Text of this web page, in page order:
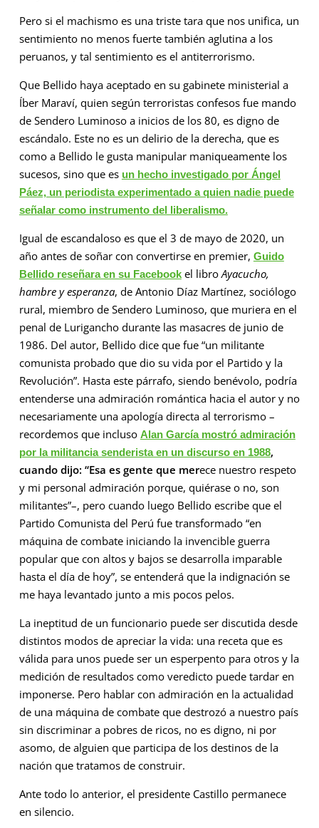
Pero si el machismo es una triste tara que nos unifica, un
sentimiento no menos fuerte también aglutina a los
peruanos, y tal sentimiento es el antiterrorismo.
Que Bellido haya aceptado en su gabinete ministerial a
Íber Maraví, quien según terroristas confesos fue mando
de Sendero Luminoso a inicios de los 80, es digno de
escándalo. Este no es un delirio de la derecha, que es
como a Bellido le gusta manipular maniqueamente los
sucesos, sino que es un hecho investigado por Ángel
Páez, un periodista experimentado a quien nadie puede
señalar como instrumento del liberalismo.
Igual de escandaloso es que el 3 de mayo de 2020, un
año antes de soñar con convertirse en premier, Guido
Bellido reseñara en su Facebookel libro Ayacucho,
hambre y esperanza, de Antonio Díaz Martínez, sociólogo
rural, miembro de Sendero Luminoso, que muriera en el
penal de Lurigancho durante las masacres de junio de
1986. Del autor, Bellido dice que fue “un militante
comunista probado que dio su vida por el Partido y la
Revolución”. Hasta este párrafo, siendo benévolo, podría
entenderse una admiración romántica hacia el autor y no
necesariamente una apología directa al terrorismo –
recordemos que incluso Alan García mostró admiración
por la militancia senderista en un discurso en 1988,
cuando dijo: “Esa es gente que merece nuestro respeto
y mi personal admiración porque, quiérase o no, son
militantes”–, pero cuando luego Bellido escribe que el
Partido Comunista del Perú fue transformado “en
máquina de combate iniciando la invencible guerra
popular que con altos y bajos se desarrolla imparable
hasta el día de hoy”, se entenderá que la indignación se
me haya levantado junto a mis pocos pelos.
La ineptitud de un funcionario puede ser discutida desde
distintos modos de apreciar la vida: una receta que es
válida para unos puede ser un esperpento para otros y la
medición de resultados como veredicto puede tardar en
imponerse. Pero hablar con admiración en la actualidad
de una máquina de combate que destrozó a nuestro país
sin discriminar a pobres de ricos, no es digno, ni por
asomo, de alguien que participa de los destinos de la
nación que tratamos de construir.
Ante todo lo anterior, el presidente Castillo permanece
en silencio.